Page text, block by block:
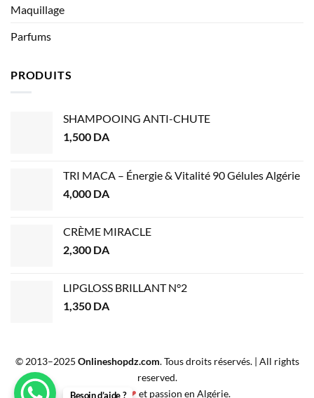
Maquillage
Parfums
PRODUITS
SHAMPOOING ANTI-CHUTE
1,500 DA
TRI MACA – Énergie & Vitalité 90 Gélules Algérie
4,000 DA
CRÈME MIRACLE
2,300 DA
LIPGLOSS BRILLANT N°2
1,350 DA
© 2013–2025 Onlineshopdz.com. Tous droits réservés. | All rights
reserved.
Créé avec ❤ et passion en Algérie.
Besoin d’aide ?